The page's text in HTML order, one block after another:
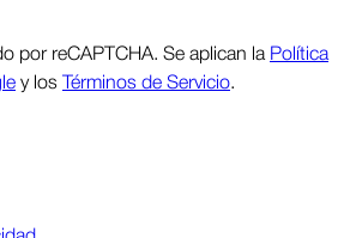
por reCAPTCHA. Se aplican laPolítica
y los Términos de Servicio.